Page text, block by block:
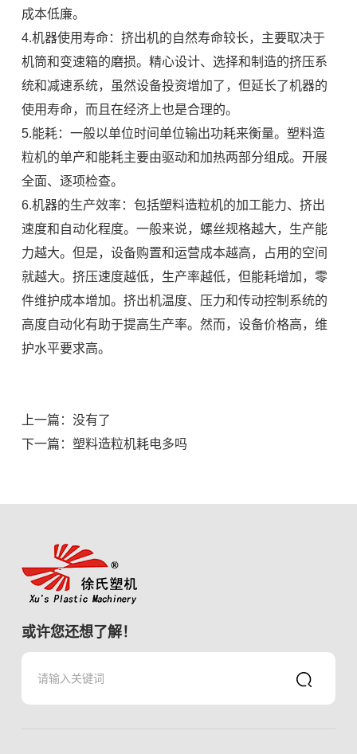
成本低廉。
4.机器使用寿命：挤出机的自然寿命较长，主要取决于
机筒和变速箱的磨损。精心设计、选择和制造的挤压系
统和减速系统，虽然设备投资增加了，但延长了机器的
使用寿命，而且在经济上也是合理的。
5.能耗：一般以单位时间单位输出功耗来衡量。塑料造
粒机的单产和能耗主要由驱动和加热两部分组成。开展
全面、逐项检查。
6.机器的生产效率：包括塑料造粒机的加工能力、挤出
速度和自动化程度。一般来说，螺丝规格越大，生产能
力越大。但是，设备购置和运营成本越高，占用的空间
就越大。挤压速度越低，生产率越低，但能耗增加，零
件维护成本增加。挤出机温度、压力和传动控制系统的
高度自动化有助于提高生产率。然而，设备价格高，维
护水平要求高。
上一篇：没有了
下一篇： 塑料造粒机耗电多吗
或许您还想了解！